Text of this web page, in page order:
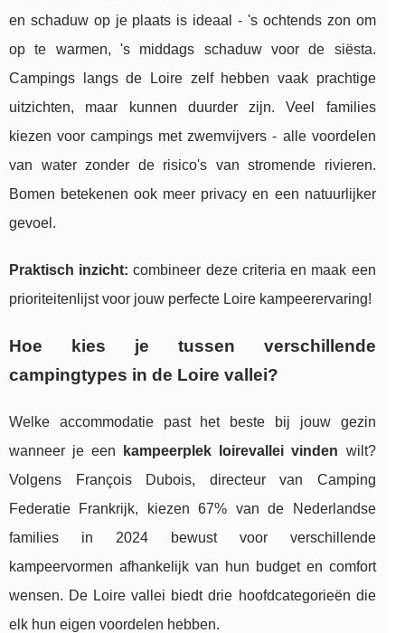
en schaduw op je plaats is ideaal - 's ochtends zon om
op te warmen, 's middags schaduw voor de siësta.
Campings langs de Loire zelf hebben vaak prachtige
uitzichten, maar kunnen duurder zijn. Veel families
kiezen voor campings met zwemvijvers - alle voordelen
van water zonder de risico's van stromende rivieren.
Bomen betekenen ook meer privacy en een natuurlijker
gevoel.
Praktisch inzicht: combineer deze criteria en maak een
prioriteitenlijst voor jouw perfecte Loire kampeerervaring!
Hoe kies je tussen verschillende
campingtypes in de Loire vallei?
Welke accommodatie past het beste bij jouw gezin
wanneer je een
kampeerplek loirevallei vinden wilt?
Volgens François Dubois, directeur van Camping
Federatie Frankrijk, kiezen 67% van de Nederlandse
families in 2024 bewust voor verschillende
kampeervormen afhankelijk van hun budget en comfort
wensen. De Loire vallei biedt drie hoofdcategorieën die
elk hun eigen voordelen hebben.